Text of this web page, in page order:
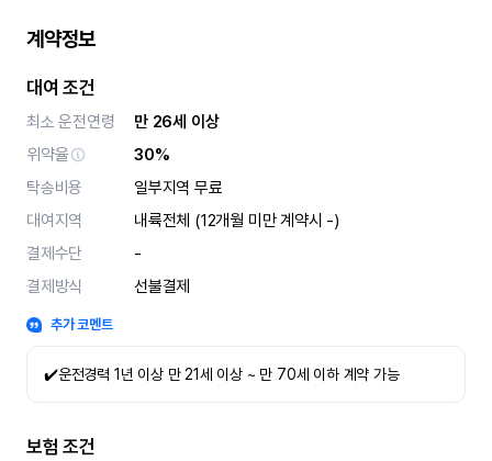
계약정보
대여 조건
최소 운전연령
만 26세 이상
위약율
30%
탁송비용
일부지역 무료
대여지역
내륙전체 (12개월 미만 계약시 -)
결제수단
-
결제방식
선불결제
추가 코멘트
✔️운전경력 1년 이상 만 21세 이상 ~ 만 70세 이하 계약 가능
보험 조건